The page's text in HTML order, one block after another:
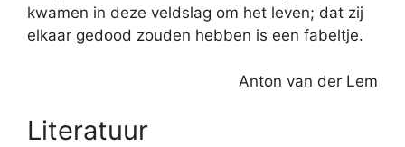
kwamen in deze veldslag om het leven; dat zij
elkaar gedood zouden hebben is een fabeltje.
Anton van der Lem
Literatuur